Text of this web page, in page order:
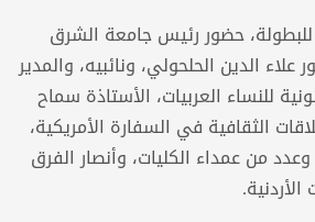
حضور رئيس جامعة الشرق
علاء الدين الحلحولي، ونائبيه، والمدير
للنساء العربيات، الأستاذة سماح
الثقافية في السفارة الأمريكية،
من عمداء الكليات، وأنصار الفرق